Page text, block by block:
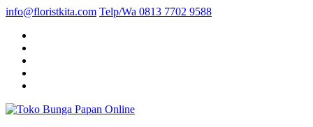
info@floristkita.com Telp/Wa 0813 7702 9588